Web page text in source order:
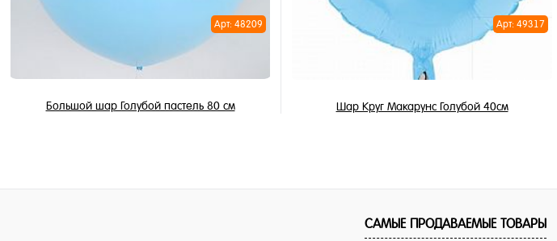
Арт: 48209
Большой шар Голубой пастель 80 см
Арт: 49317
Шар Круг Макарунс Голубой 40см
САМЫЕ ПРОДАВАЕМЫЕ ТОВАРЫ